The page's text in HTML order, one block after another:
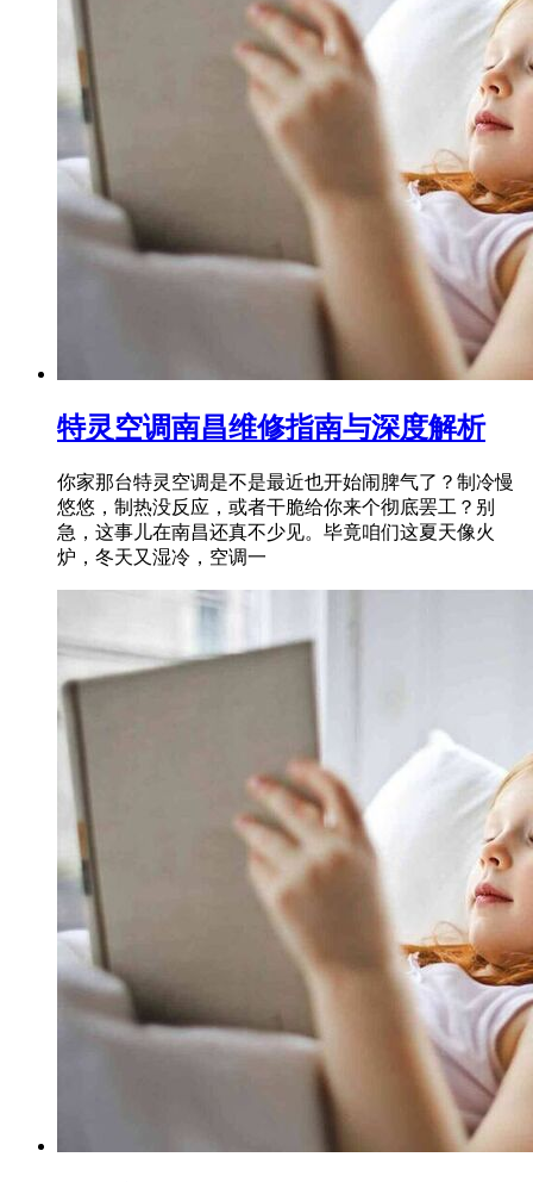
特灵空调南昌维修指南与深度解析
你家那台特灵空调是不是最近也开始闹脾气了？制冷慢
悠悠，制热没反应，或者干脆给你来个彻底罢工？别
急，这事儿在南昌还真不少见。毕竟咱们这夏天像火
炉，冬天又湿冷，空调一